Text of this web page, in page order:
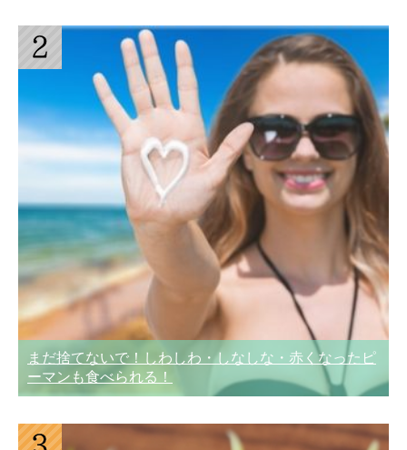
まだ捨てないで！しわしわ・しなしな・赤くなったピ
ーマンも食べられる！